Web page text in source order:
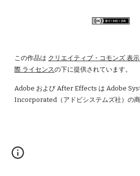
この作品は クリエイティブ・コモンズ 表
際 ライセンスの下に提供されています。
Adobe および After Effects は Adobe
Incorporated（アドビシステムズ社）の商